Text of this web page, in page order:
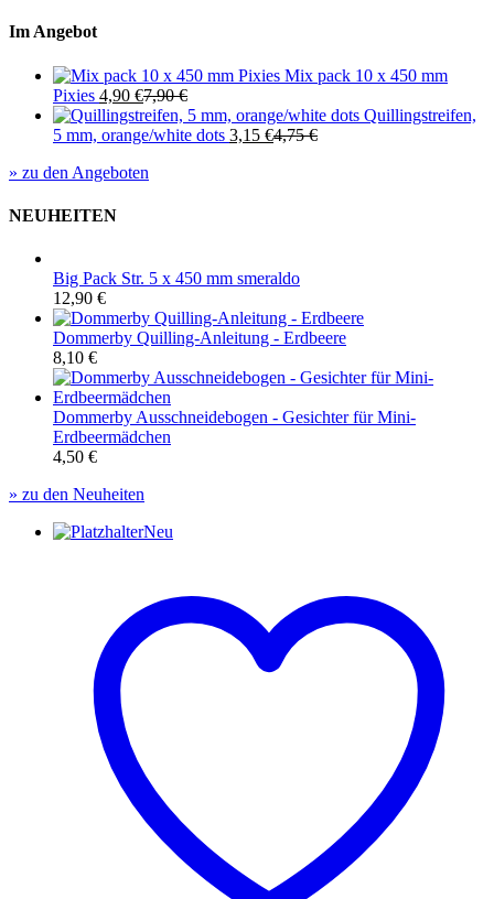
Im Angebot
Mix pack 10 x 450 mm
Pixies 4,90 €7,90€
Quillingstreifen,
5 mm, orange/white dots 3,15 €4,75€
» zu den Angeboten
NEUHEITEN
Big Pack Str. 5 x 450 mm smeraldo
12,90 €
Dommerby Quilling-Anleitung - Erdbeere
8,10 €
Dommerby Ausschneidebogen - Gesichter für Mini-
Erdbeermädchen
4,50 €
» zu den Neuheiten
Neu